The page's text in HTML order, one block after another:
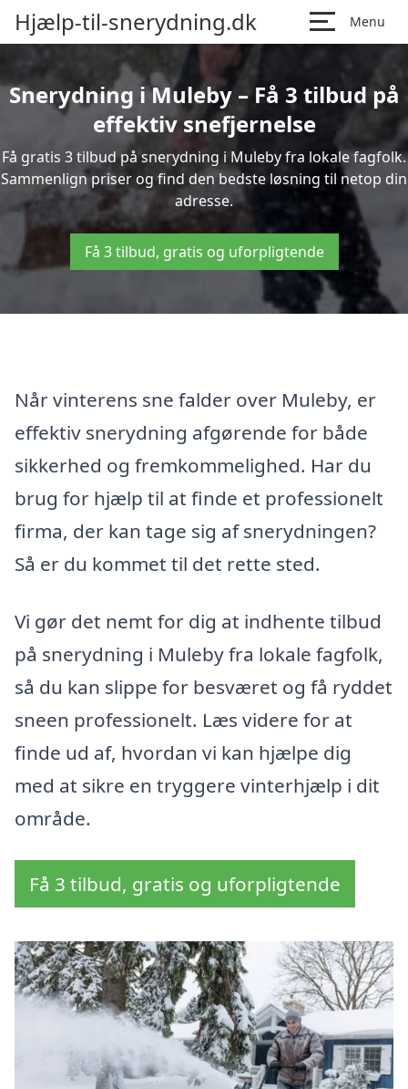
Hjælp-til-snerydning.dk Menu
Snerydning i Muleby – Få 3 tilbud på
effektiv snefjernelse
Få gratis 3 tilbud på snerydning i Muleby fra lokale fagfolk.
Sammenlign priser og find den bedste løsning til netop din
adresse.
Få 3 tilbud, gratis og uforpligtende
Når vinterens sne falder over Muleby, er
effektiv snerydning afgørende for både
sikkerhed og fremkommelighed. Har du
brug for hjælp til at finde et professionelt
firma, der kan tage sig af snerydningen?
Så er du kommet til det rette sted.
Vi gør det nemt for dig at indhente tilbud
på snerydning i Muleby fra lokale fagfolk,
så du kan slippe for besværet og få ryddet
sneen professionelt. Læs videre for at
finde ud af, hvordan vi kan hjælpe dig
med at sikre en tryggere vinterhjælp i dit
område.
Få 3 tilbud, gratis og uforpligtende